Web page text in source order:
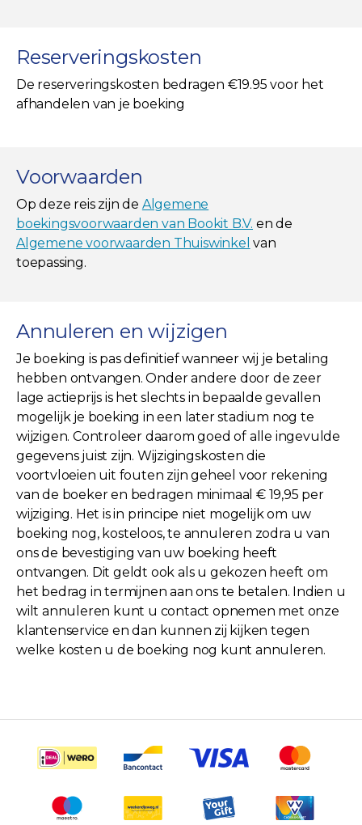
Reserveringskosten
De reserveringskosten bedragen €19.95 voor het
afhandelen van je boeking
Voorwaarden
Op deze reis zijn de Algemene
boekingsvoorwaarden van Bookit B.V. en de
Algemene voorwaarden Thuiswinkel van
toepassing.
Annuleren en wijzigen
Je boeking is pas definitief wanneer wij je betaling
hebben ontvangen. Onder andere door de zeer
lage actieprijs is het slechts in bepaalde gevallen
mogelijk je boeking in een later stadium nog te
wijzigen. Controleer daarom goed of alle ingevulde
gegevens juist zijn. Wijzigingskosten die
voortvloeien uit fouten zijn geheel voor rekening
van de boeker en bedragen minimaal € 19,95 per
wijziging. Het is in principe niet mogelijk om uw
boeking nog, kosteloos, te annuleren zodra u van
ons de bevestiging van uw boeking heeft
ontvangen. Dit geldt ook als u gekozen heeft om
het bedrag in termijnen aan ons te betalen. Indien u
wilt annuleren kunt u contact opnemen met onze
klantenservice en dan kunnen zij kijken tegen
welke kosten u de boeking nog kunt annuleren.